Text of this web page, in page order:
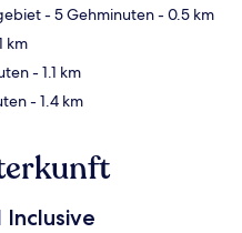
- 5 Gehminuten- 0.5 km
km
- 1.1 km
- 1.4 km
Inclusive